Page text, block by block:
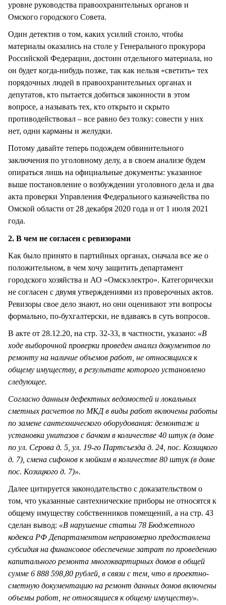
уровне руководства правоохранительных органов и
Омского городского Совета.
Один детектив о том, каких усилий стоило, чтобы
материалы оказались на столе у Генерального прокурора
Российской Федерации, достоин отдельного материала, но
он будет когда-нибудь позже, так как нельзя «светить» тех
порядочных людей в правоохранительных органах и
депутатов, кто пытается добиться законности в этом
вопросе, а называть тех, кто открыто и скрыто
противодействовал – все равно без толку: совести у них
нет, одни карманы и желудки.
Потому давайте теперь подождем обвинительного
заключения по уголовному делу, а в своем анализе будем
опираться лишь на официальные документы: указанное
выше постановление о возбуждении уголовного дела и два
акта проверки Управления Федерального казначейства по
Омской области от 28 декабря 2020 года и от 1 июля 2021
года.
2. В чем не согласен с ревизорами
Как было принято в партийных органах, сначала все же о
положительном, в чем хочу защитить департамент
городского хозяйства и АО «Омскэлектро». Категорически
не согласен с двумя утверждениями из проверочных актов.
Ревизоры свое дело знают, но они оценивают эти вопросы
формально, по-бухгалтерски, не вдаваясь в суть вопросов.
В акте от 28.12.20, на стр. 32-33, в частности, указано: «В
ходе выборочной проверки проведен анализ документов по
ремонту на наличие объемов работ, не относящихся к
общему имуществу, в результате которого установлено
следующее.
Согласно данным дефектных ведомостей и локальных
сметных расчетов по МКД в виды работ включены работы
по замене сантехнического оборудования: демонтаж и
установка унитазов с бачком в количестве 40 штук (в доме
по ул. Серова д. 5, ул. 19-го Партсъезда д. 24, пос. Козицкого
д. 7), смена сифонов к мойкам в количестве 80 штук (в доме
пос. Козицкого д. 7)».
Далее цитируется законодательство с доказательством о
том, что указанные сантехнические приборы не относятся к
общему имуществу собственников помещений, а на стр. 43
сделан вывод: «В нарушение статьи 78 Бюджетного
кодекса РФ Департаментом неправомерно предоставлена
субсидия на финансовое обеспечение затрат по проведению
капитального ремонта многоквартирных домов в общей
сумме 6 888 598,80 рублей, в связи с тем, что в проектно-
сметную документацию на ремонт данных домов включены
объемы работ, не относящиеся к общему имуществу».